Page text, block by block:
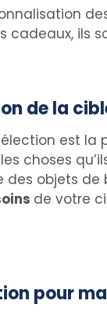
cadeaux, ils
de la
est la
choses
objets de
de votre
pour